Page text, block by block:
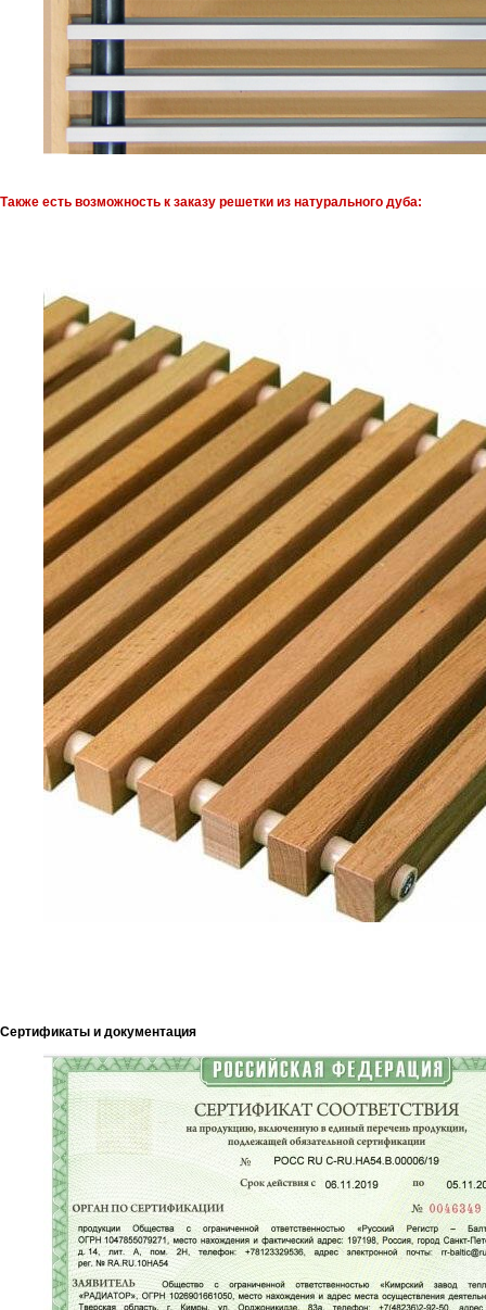
Также есть возможность к заказу решетки из натурального дуба:
Сертификаты и документация